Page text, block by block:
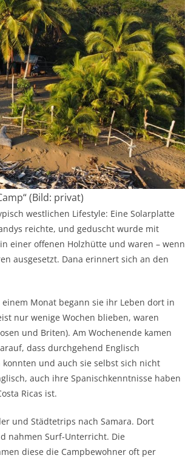
(Bild: privat)
westlichen Lifestyle: Eine Solarplatte
reichte, und geduscht wurde mit
einer offenen Holzhütte und waren – wenn
ausgesetzt. Dana erinnert sich an den
Monat begann sie ihr Leben dort in
nur wenige Wochen blieben, waren
und Briten). Am Wochenende kamen
dass durchgehend Englisch
und auch sie selbst sich nicht
auch ihre Spanischkenntnisse haben
Ricas ist.
und Städtetrips nach Samara. Dort
nahmen Surf-Unterricht. Die
diese die Campbewohner oft per